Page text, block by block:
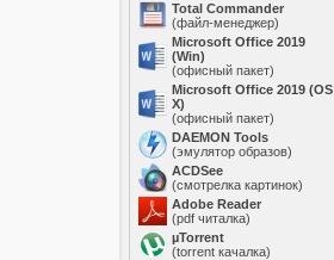
Total Commander
(файл-менеджер)
Microsoft Office 2019
(Win)
(офисный пакет)
Microsoft Office 2019 (OS
X)
(офисный пакет)
DAEMON Tools
(эмулятор образов)
ACDSee
(смотрелка картинок)
Adobe Reader
(pdf читалка)
µTorrent
(torrent качалка)